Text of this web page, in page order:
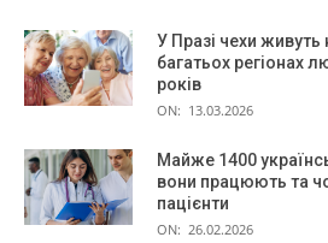
У Празі чехи
багатьох регіонах
років
ON: 13.03.2026
Майже 1400
вони працюють та
пацієнти
ON: 26.02.2026